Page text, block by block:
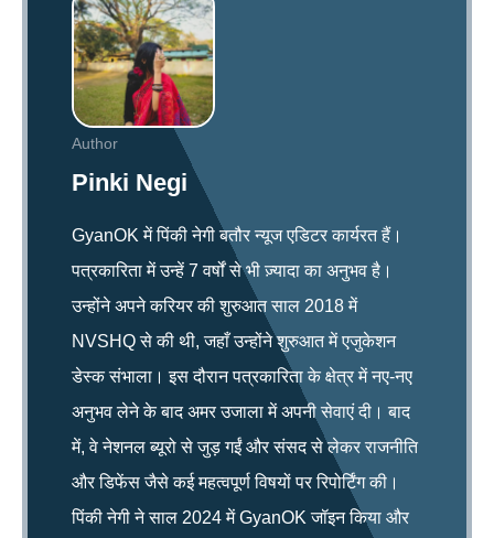
Author
Pinki Negi
GyanOK में पिंकी नेगी बतौर न्यूज एडिटर कार्यरत हैं।
पत्रकारिता में उन्हें 7 वर्षों से भी ज़्यादा का अनुभव है।
उन्होंने अपने करियर की शुरुआत साल 2018 में
NVSHQ से की थी, जहाँ उन्होंने शुरुआत में एजुकेशन
डेस्क संभाला। इस दौरान पत्रकारिता के क्षेत्र में नए-नए
अनुभव लेने के बाद अमर उजाला में अपनी सेवाएं दी। बाद
में, वे नेशनल ब्यूरो से जुड़ गईं और संसद से लेकर राजनीति
और डिफेंस जैसे कई महत्वपूर्ण विषयों पर रिपोर्टिंग की।
पिंकी नेगी ने साल 2024 में GyanOK जॉइन किया और